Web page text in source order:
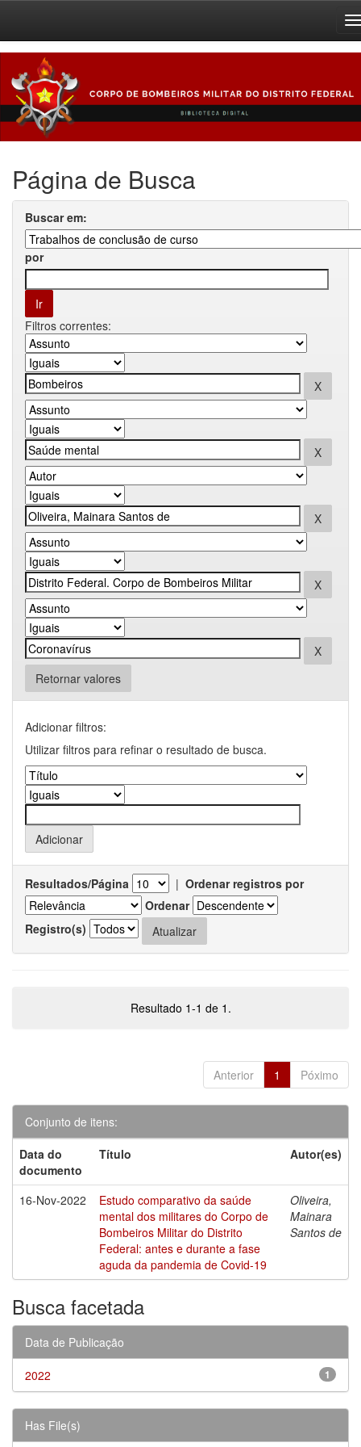
navigation
Página de Busca
Buscar em:
por
Filtros correntes:
Retornar valores
Adicionar filtros:
Utilizar filtros para refinar o resultado de busca.
Resultados/Página | Ordenar registros por
Ordenar
Registro(s)
Resultado 1-1 de 1.
Anterior 1 Póximo
Conjunto de itens:
Data do
documento
Título Autor(es)
16-Nov-2022
Estudo comparativo da saúde
mental dos militares do Corpo de
Bombeiros Militar do Distrito
Federal: antes e durante a fase
aguda da pandemia de Covid-19
Oliveira,
Mainara
Santos de
Busca facetada
Data de Publicação
1
2022
Has File(s)